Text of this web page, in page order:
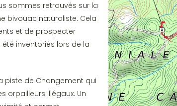
sommes retrouvés sur la
bivouac naturaliste. Cela
et de prospecter
inventoriés lors de la
piste de Changement qui
orpailleurs illégaux. Un